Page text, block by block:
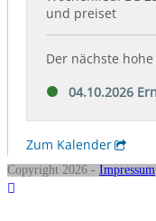
Copyright 2026 - Impressum